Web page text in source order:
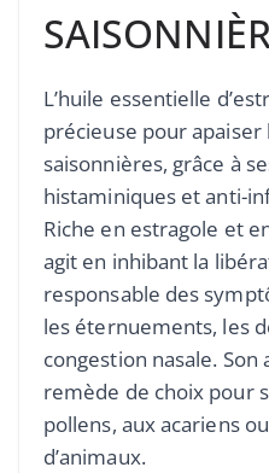
L’huile essentielle
précieuse pour
saisonnières, grâce à
histaminiques et anti-
Riche en estragole et
agit en inhibant la
responsable des
les éternuements, les
congestion nasale.
remède de choix pour
pollens, aux acariens
d’animaux.